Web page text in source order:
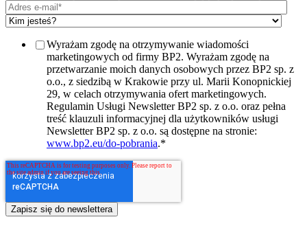
Wyrażam zgodę na otrzymywanie wiadomości
marketingowych od firmy BP2. Wyrażam zgodę na
przetwarzanie moich danych osobowych przez BP2 sp. z
o.o., z siedzibą w Krakowie przy ul. Marii Konopnickiej
29, w celach otrzymywania ofert marketingowych.
Regulamin Usługi Newsletter BP2 sp. z o.o. oraz pełna
treść klauzuli informacyjnej dla użytkowników usługi
Newsletter BP2 sp. z o.o. są dostępne na stronie:
www.bp2.eu/do-pobrania.*